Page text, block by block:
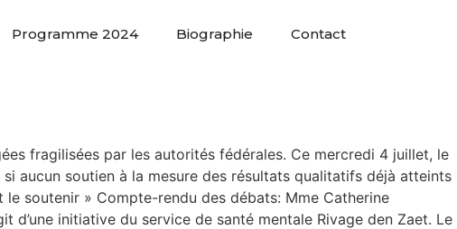
Programme 2024 Biographie Contact
fragilisées par les autorités fédérales. Ce mercredi 4 juillet, le
aucun soutien à la mesure des résultats qualitatifs déjà atteints
soutenir » Compte-rendu des débats: Mme Catherine
d’une initiative du service de santé mentale Rivage den Zaet. Le